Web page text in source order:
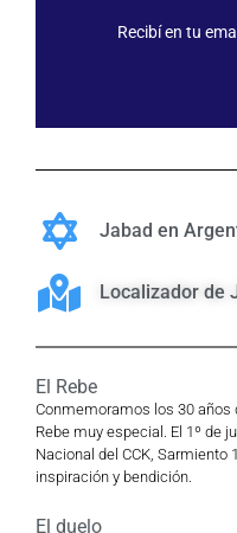
Recibí en tu
Jabad en
Localizador de
El Rebe
Conmemoramos los 30 años
Rebe muy especial. El 1º de
Nacional del CCK,
inspiración y bendición.
El duelo